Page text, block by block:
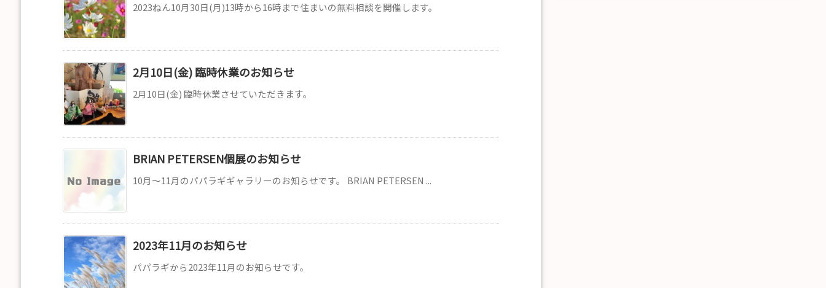
2023ねん10月30日(月)13時から16時まで住まいの無料相談を開催します。
2月10日(金) 臨時休業のお知らせ
2月10日(金) 臨時休業させていただきます。
BRIAN PETERSEN個展のお知らせ
10月～11月のパパラギギャラリーのお知らせです。 BRIAN PETERSEN ...
2023年11月のお知らせ
パパラギから2023年11月のお知らせです。